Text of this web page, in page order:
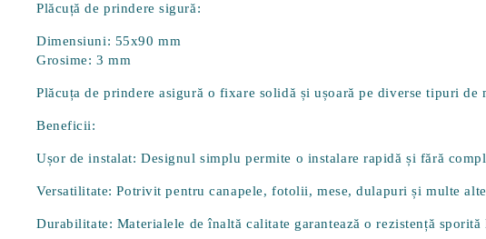
Plăcuță de prindere sigură:
Dimensiuni: 55x90 mm
Grosime:3 mm
Plăcuța de prindere asigură o fixare solidă și ușoară pe diverse tipuri de
Beneficii:
Ușor de instalat: Designul simplu permite o instalare rapidă și fără
Versatilitate: Potrivit pentru canapele, fotolii, mese, dulapuri și multe
Durabilitate: Materialele de înaltă calitate garantează o rezistență